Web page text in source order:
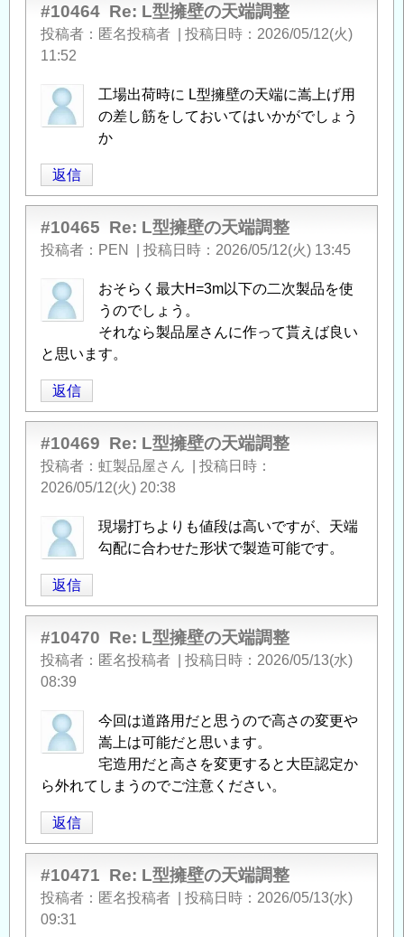
端
整
」
へ
の
信
#10464 Re: L型擁壁の天端調整
投稿者 匿名投稿者 投稿日時
2026/05/12(火)
11:52
工場出荷時に L型擁壁の天端に嵩上げ用
の差し筋をしておいてはいかがでしょう
か
返信
#10465 Re: L型擁壁の天端調整
投稿者 PEN 投稿日時 2026/05/12(火) 13:45
おそらく最大H=3m以下の二次製品を使
うのでしょう。
それなら製品屋さんに作って貰えば良い
と思います。
返信
#10469 Re: L型擁壁の天端調整
投稿者 虹製品屋さん
投稿日時
2026/05/12(火) 20:38
現場打ちよりも値段は高いですが、天端
勾配に合わせた形状で製造可能です。
返信
#10470 Re: L型擁壁の天端調整
投稿者 匿名投稿者 投稿日時
2026/05/13(水)
08:39
今回は道路用だと思うので高さの変更や
嵩上は可能だと思います。
宅造用だと高さを変更すると大臣認定か
ら外れてしまうのでご注意ください。
返信
#10471 Re: L型擁壁の天端調整
投稿者 匿名投稿者 投稿日時
2026/05/13(水)
09:31